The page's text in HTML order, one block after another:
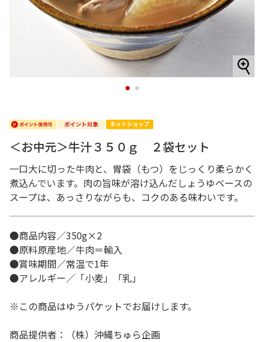
1 2
＜お中元＞牛汁３５０ｇ ２袋セット
一口大に切った牛肉と、胃袋（もつ）をじっくり柔らかく
煮込んでいます。肉の旨味が溶け込んだしょうゆベースの
スープは、あっさりながらも、コクのある味わいです。
●商品内容／350g×2
●原料原産地／牛肉＝輸入
●賞味期間／常温で1年
●アレルギー／「小麦」「乳」
※この商品はゆうパケットでお届けします。
商品提供者：（株）沖縄ちゅら企画